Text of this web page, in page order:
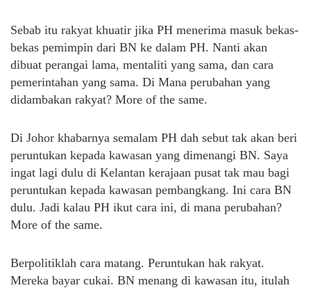
Sebab itu rakyat khuatir jika PH menerima masuk bekas-
bekas pemimpin dari BN ke dalam PH. Nanti akan
dibuat perangai lama, mentaliti yang sama, dan cara
pemerintahan yang sama. Di Mana perubahan yang
didambakan rakyat? More of the same.
Di Johor khabarnya semalam PH dah sebut tak akan beri
peruntukan kepada kawasan yang dimenangi BN. Saya
ingat lagi dulu di Kelantan kerajaan pusat tak mau bagi
peruntukan kepada kawasan pembangkang. Ini cara BN
dulu. Jadi kalau PH ikut cara ini, di mana perubahan?
More of the same.
Berpolitiklah cara matang. Peruntukan hak rakyat.
Mereka bayar cukai. BN menang di kawasan itu, itulah